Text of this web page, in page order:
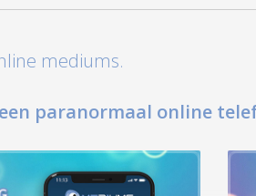
mediums.
paranormaal online